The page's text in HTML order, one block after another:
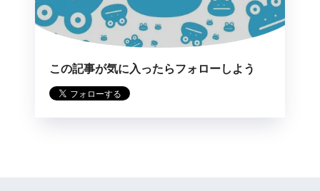
この記事が気に入ったらフォローしよう